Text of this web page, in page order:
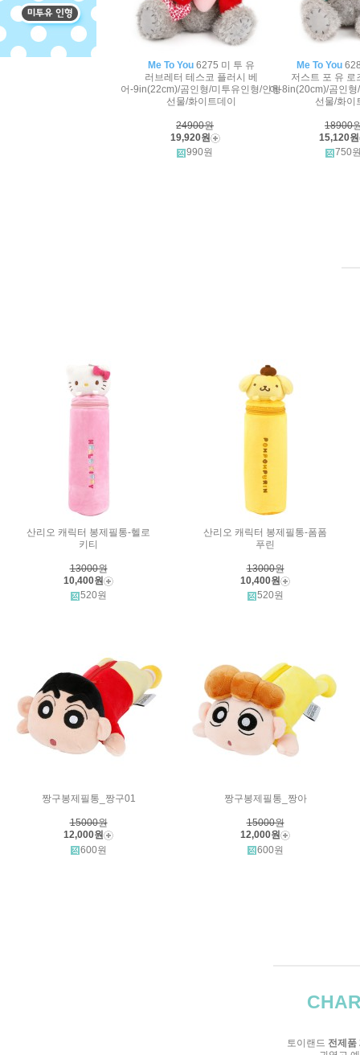
Me To You6275 미 투 유
러브레터 테스코 플러시 베
어-9in(22cm)/곰인형/미투유인형/인형
선물/화이트데이
24900원
19,920원
990원
Me To You
저스트 포 유 로
어-8in(20cm)/곰인
선물/화이
18900
15,120원
750
산리오 캐릭터 봉제필통-헬로
키티
13000원
10,400원
520원
산리오 캐릭터 봉제필통-폼폼
푸린
13000원
10,400원
520원
짱구봉제필통_짱구01
15000원
12,000원
600원
짱구봉제필통_짱아
15000원
12,000원
600원
토이랜드 전제품